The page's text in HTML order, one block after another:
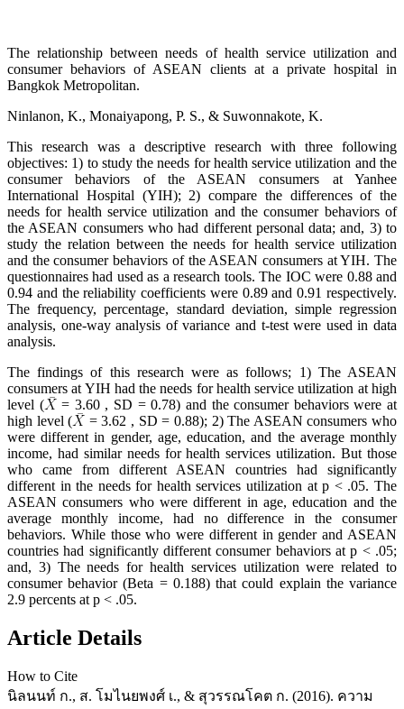
The relationship between needs of health service utilization and
consumer behaviors of ASEAN clients at a private hospital in
Bangkok Metropolitan.
Ninlanon, K., Monaiyapong, P. S., & Suwonnakote, K.
This research was a descriptive research with three following
objectives: 1) to study the needs for health service utilization and the
consumer behaviors of the ASEAN consumers at Yanhee
International Hospital (YIH); 2) compare the differences of the
needs for health service utilization and the consumer behaviors of
the ASEAN consumers who had different personal data; and, 3) to
study the relation between the needs for health service utilization
and the consumer behaviors of the ASEAN consumers at YIH. The
questionnaires had used as a research tools. The IOC were 0.88 and
0.94 and the reliability coefficients were 0.89 and 0.91 respectively.
The frequency, percentage, standard deviation, simple regression
analysis, one-way analysis of variance and t-test were used in data
analysis.
The findings of this research were as follows; 1) The ASEAN
consumers at YIH had the needs for health service utilization at high
level (
= 3.60 , SD = 0.78) and the consumer behaviors were at
high level (
= 3.62 , SD = 0.88); 2) The ASEAN consumers who
were different in gender, age, education, and the average monthly
income, had similar needs for health services utilization. But those
who came from different ASEAN countries had significantly
different in the needs for health services utilization at p < .05. The
ASEAN consumers who were different in age, education and the
average monthly income, had no difference in the consumer
behaviors. While those who were different in gender and ASEAN
countries had significantly different consumer behaviors at p < .05;
and, 3) The needs for health services utilization were related to
consumer behavior (Beta = 0.188) that could explain the variance
2.9 percents at p < .05.
Article Details
How to Cite
นิลนนท์ ก., ส. โมไนยพงศ์ เ., & สุวรรณโคต ก. (2016). ความ